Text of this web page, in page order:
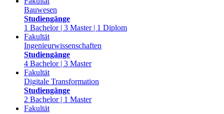
Bauwesen
Studiengänge
1 Bachelor | 3 Master | 1 Diplom
Fakultät
Ingenieurwissenschaften
Studiengänge
4 Bachelor | 3 Master
Fakultät
Digitale Transformation
Studiengänge
2 Bachelor | 1 Master
Fakultät